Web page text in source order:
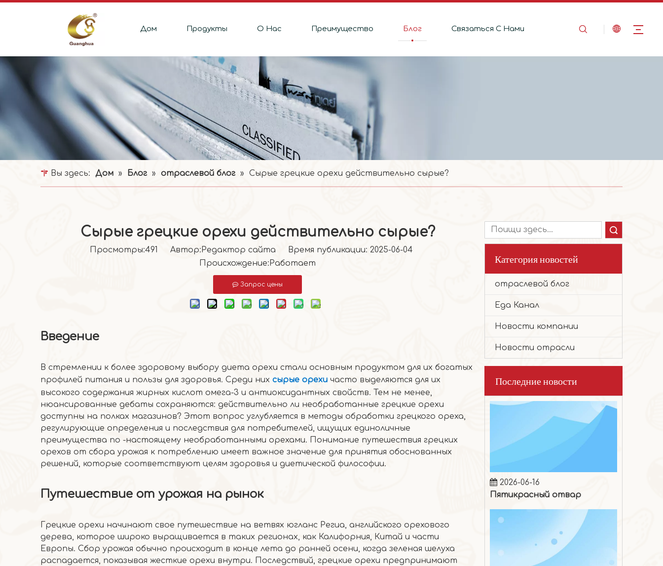
Дом Продукты О Hас Преимущество Блог Связаться C Hами
Вы здесь: Дом » Блог » отраслевой блог » Сырые грецкие орехи действительно сырые?
Сырые грецкие орехи действительно сырые?
Просмотры:491
Автор:Pедактор сайта Время публикации: 2025-06-04
Происхождение:Работает
Запрос цены
Введение
В стремлении к более здоровому выбору диета орехи стали основным продуктом для их богатых
профилей питания и пользы для здоровья. Среди них сырые орехи часто выделяются для их
высокого содержания жирных кислот омега-3 и антиоксидантных свойств. Тем не менее,
нюансированные дебаты сохраняются: действительно ли необработанные грецкие орехи
доступны на полках магазинов? Этот вопрос углубляется в методы обработки грецкого ореха,
регулирующие определения и последствия для потребителей, ищущих единоличные
преимущества по -настоящему необработанными орехами. Понимание путешествия грецких
орехов от сбора урожая к потреблению имеет важное значение для принятия обоснованных
решений, которые соответствуют целям здоровья и диетической философии.
Путешествие от урожая на рынок
Грецкие орехи начинают свое путешествие на ветвях югланс Региа, английского орехового
дерева, которое широко выращивается в таких регионах, как Калифорния, Китай и части
Европы. Сбор урожая обычно происходит в конце лета до ранней осени, когда зеленая шелуха
распадается, показывая жесткие орехи внутри. Последствий, грецкие орехи предпринимают
Категория новостей
отраслевой блог
Еда Канал
Новости компании
Новости отрасли
Последние новости
2026-01-28
Ореховый торт
Пятикрасный отвар